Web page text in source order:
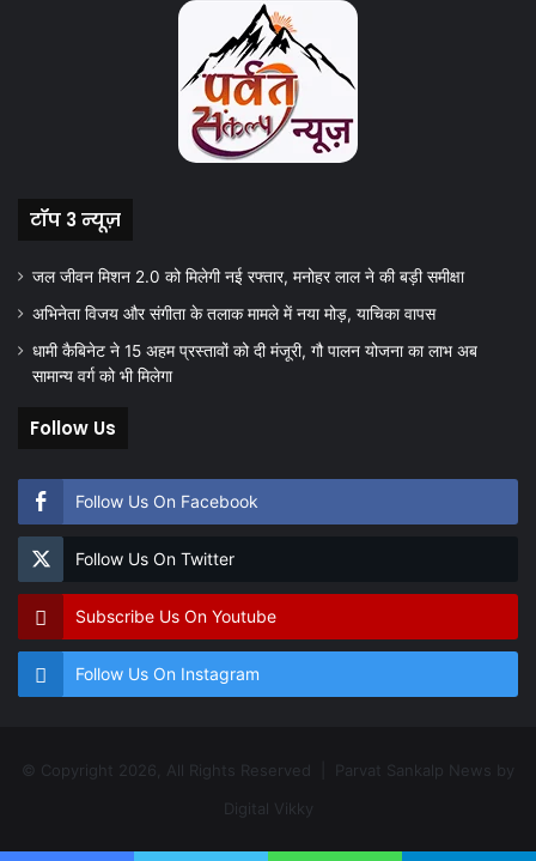
टॉप 3 न्यूज़
जल जीवन मिशन 2.0 को मिलेगी नई रफ्तार, मनोहर लाल ने की बड़ी समीक्षा
अभिनेता विजय और संगीता के तलाक मामले में नया मोड़, याचिका वापस
धामी कैबिनेट ने 15 अहम प्रस्तावों को दी मंजूरी, गौ पालन योजना का लाभ अब
सामान्य वर्ग को भी मिलेगा
Follow Us
Follow Us On Facebook
Follow Us On Twitter
Subscribe Us On Youtube
Follow Us On Instagram
© Copyright 2026, All Rights Reserved | Parvat Sankalp News by
Digital Vikky